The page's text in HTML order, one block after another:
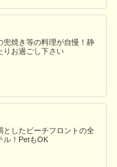
兜焼き等の料理が自慢！静
りお過ごし下さい
としたビーチフロントの全
ル！PetもOK